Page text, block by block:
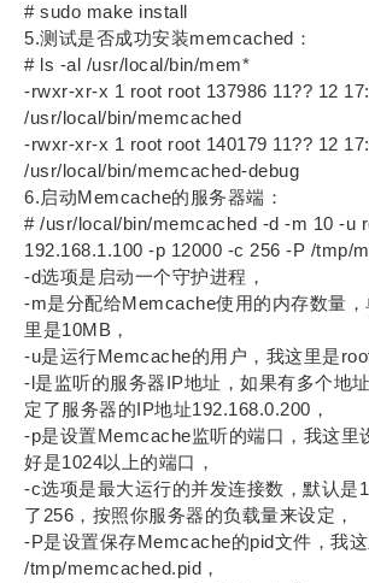
# sudo make install
5.测试是否成功安装memcached：
# ls -al /usr/local/bin/mem*
-rwxr-xr-x 1 root root 137986 11?? 12
/usr/local/bin/memcached
-rwxr-xr-x 1 root root 140179 11?? 12
/usr/local/bin/memcached-debug
6.启动Memcache的服务器端：
# /usr/local/bin/memcached -d -m 10 -u
192.168.1.100 -p 12000 -c 256 -P /tmp/
-d选项是启动一个守护进程，
-m是分配给Memcache使用的内存数量
里是10MB，
-u是运行Memcache的用户，我这里是
-l是监听的服务器IP地址，如果有多个地
定了服务器的IP地址192.168.0.200，
-p是设置Memcache监听的端口，我这里
好是1024以上的端口，
-c选项是最大运行的并发连接数，默认是
了256，按照你服务器的负载量来设定，
-P是设置保存Memcache的pid文件，我
/tmp/memcached.pid，